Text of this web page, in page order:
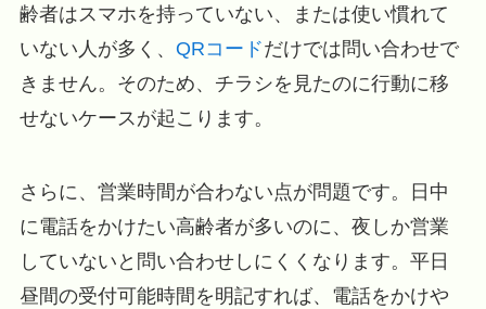
齢者はスマホを持っていない、または使い慣れて
いない人が多く、 QRコードだけでは問い合わせで
きません。そのため、チラシを見たのに行動に移
せないケースが起こります。
さらに、営業時間が合わない点が問題です。日中
に電話をかけたい高齢者が多いのに、夜しか営業
していないと問い合わせしにくくなります。平日
昼間の受付可能時間を明記すれば、電話をかけや